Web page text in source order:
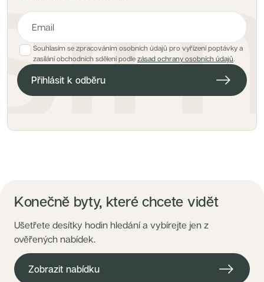
E-mailová adresa pro hlídacího psa
Souhlasím se zpracováním osobních údajů pro vyřízení poptávky a
zasílání obchodních sdělení podle zásad ochrany osobních údajů.
Přihlásit k odběru
Konečně byty, které chcete vidět
Ušetřete desítky hodin hledání a vybírejte jen z
ověřených nabídek.
Zobrazit nabídku